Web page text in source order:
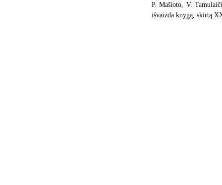
P. Mašioto, V.
išvaizda knygą, skirtą